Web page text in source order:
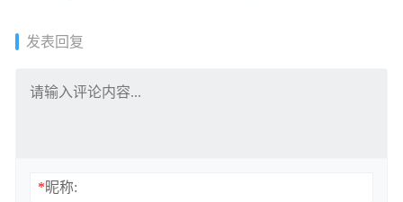
发表回复
*昵称: